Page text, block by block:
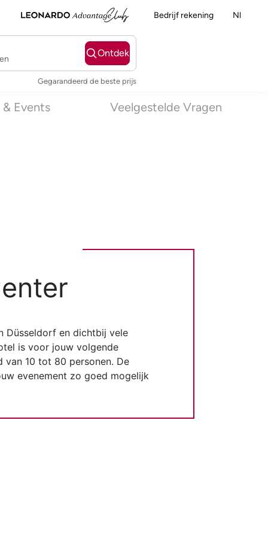
Bedrijf rekening Nl
Ontdek
Gegarandeerd de beste prijs
Events Veelgestelde Vragen
Düsseldorf en dichtbij vele
is voor jouw volgende
van 10 tot 80 personen. De
evenement zo goed mogelijk